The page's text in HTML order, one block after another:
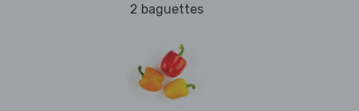
2 baguettes